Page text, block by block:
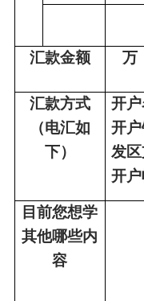
汇款金额 万
汇款方式
（电汇如
下）
开户
开
发区
开户
目前您想学
其他哪些内
容